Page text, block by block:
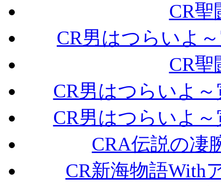
CR聖
CR男はつらいよ
CR聖
CR男はつらいよ
CR男はつらいよ
CRA伝説の凄
CR新海物語With